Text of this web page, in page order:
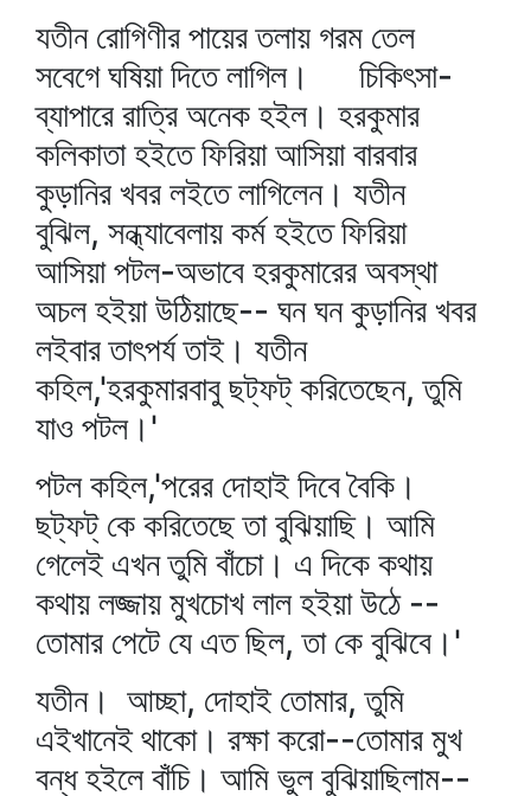
যতীন রোগিণীর পায়ের তলায় গরম তেল
সবেগে ঘষিয়া দিতে লাগিল। চিকিৎসা-
ব্যাপারে রাত্রি অনেক হইল। হরকুমার
কলিকাতা হইতে ফিরিয়া আসিয়া বারবার
কুড়ানির খবর লইতে লাগিলেন। যতীন
বুঝিল, সন্ধ্যাবেলায় কর্ম হইতে ফিরিয়া
আসিয়া পটল-অভাবে হরকুমারের অবস্থা
অচল হইয়া উঠিয়াছে-- ঘন ঘন কুড়ানির খবর
লইবার তাৎপর্য তাই। যতীন
কহিল,'হরকুমারবাবু ছট্‌ফট্‌ করিতেছেন, তুমি
যাও পটল।'
পটল কহিল,'পরের দোহাই দিবে বৈকি।
ছট্‌ফট্‌ কে করিতেছে তা বুঝিয়াছি। আমি
গেলেই এখন তুমি বাঁচো। এ দিকে কথায়
কথায় লজ্জায় মুখচোখ লাল হইয়া উঠে --
তোমার পেটে যে এত ছিল, তা কে বুঝিবে।'
যতীন। আচ্ছা, দোহাই তোমার, তুমি
এইখানেই থাকো। রক্ষা করো--তোমার মুখ
বন্ধ হইলে বাঁচি। আমি ভুল বুঝিয়াছিলাম--